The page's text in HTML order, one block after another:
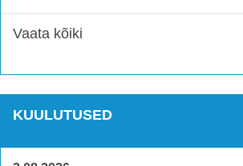
Vaata kõiki
KUULUTUSED